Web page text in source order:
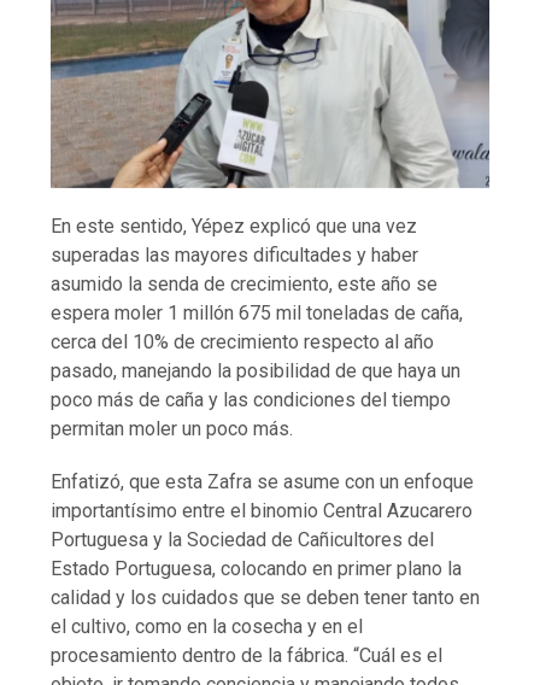
En este sentido, Yépez explicó que una vez
superadas las mayores dificultades y haber
asumido la senda de crecimiento, este año se
espera moler 1 millón 675 mil toneladas de caña,
cerca del 10% de crecimiento respecto al año
pasado, manejando la posibilidad de que haya un
poco más de caña y las condiciones del tiempo
permitan moler un poco más.
Enfatizó, que esta Zafra se asume con un enfoque
importantísimo entre el binomio Central Azucarero
Portuguesa y la Sociedad de Cañicultores del
Estado Portuguesa, colocando en primer plano la
calidad y los cuidados que se deben tener tanto en
el cultivo, como en la cosecha y en el
procesamiento dentro de la fábrica. “Cuál es el